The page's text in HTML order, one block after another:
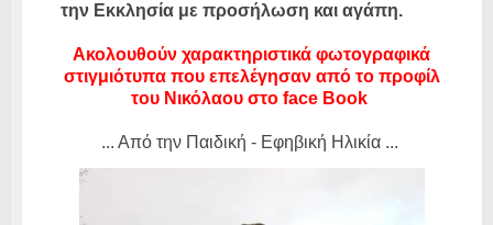
την Εκκλησία με προσήλωση και αγάπη.
Ακολουθούν χαρακτηριστικά φωτογραφικά
στιγμιότυπα που επελέγησαν από το προφίλ
του Νικόλαου στο face Book
... Από την Παιδική - Εφηβική Ηλικία ...